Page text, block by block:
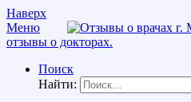
Наверх
Меню
отзывы о докторах.
Поиск
Найти: